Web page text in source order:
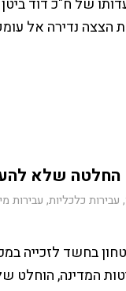
של ח"כ דוד
הצצה נדירה אל
, עבירות כלכליות, עבירות
בחשד לזכייה
המדינה, הוחלט